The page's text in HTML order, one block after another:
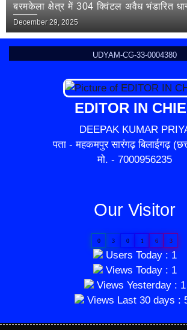
बरमकेला क्षेत्र में 304 क्विंटल अवैध भंडारित
December 29, 2025
UDYAM-CG-33-0004380
EDITOR IN
DEEPAK KUMAR
पता - महकमपुर सारंगढ़ बिलाईगढ़
मो. - 7000956235
Our Visitor
0 3 0 1 6 3
Users Today : 1
Views Today : 1
Views Yesterday : 1
Views Last 30 days :